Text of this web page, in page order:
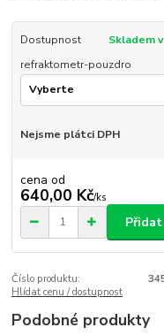
Dostupnost
Skladem
refraktometr-pouzdro
Nejsme plátci DPH
cena od
640,00 Kč/ks
Číslo produktu:
Hlídat cenu / dostupnost
Podobné produkty